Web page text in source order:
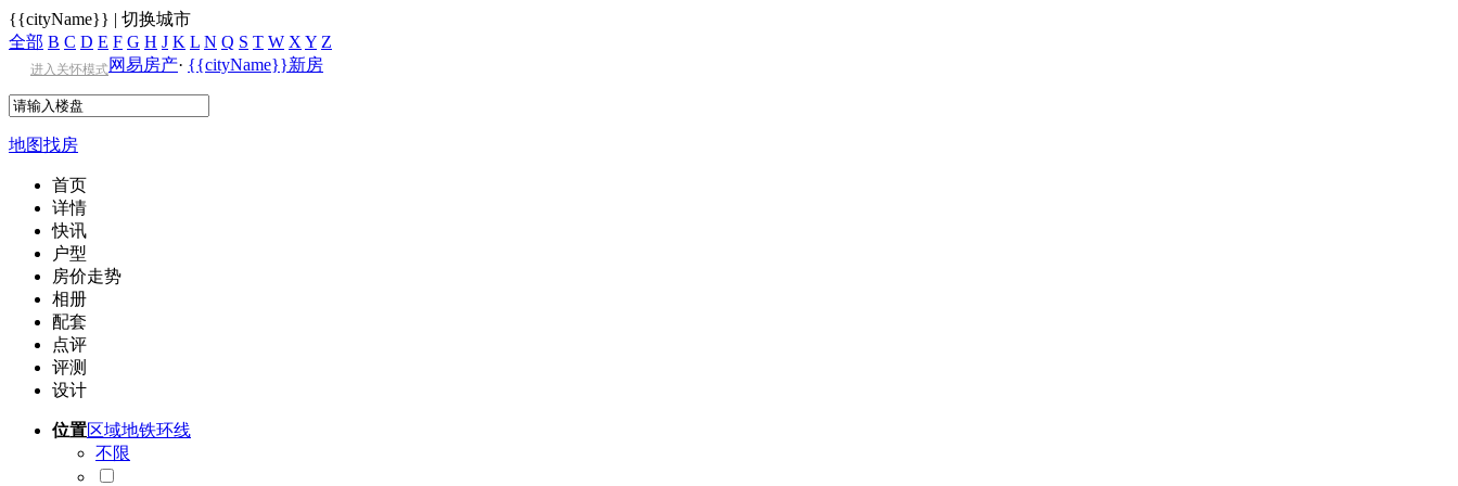
{{cityName}} | 切换城市
全部 B C D E F G H J K L N Q S T W X Y Z
进入关怀模式网易房产· {{cityName}}新房
地图找房
首页
详情
快讯
户型
房价走势
相册
配套
点评
评测
设计
位置区域地铁环线
不限